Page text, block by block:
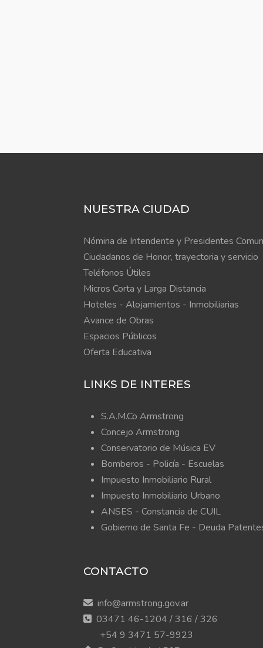
NUESTRA CIUDAD
Nómina de Intendente y Presidentes
Ciudadanos de Honor, trayectoria y servicio
Teléfonos Útiles
Micros Corta y Larga Distancia
Hoteles - Alojamientos - Inmobiliarias
Avance de Obras
Espacios Públicos
Oferta Educativa
LINKS DE INTERES
S.A.M.Co Armstrong
Concejo Armstrong
Conservatorio de Música EV
Bomberos - Policía - Escuelas
Impuesto Inmobiliario Rural
Impuesto Inmobiliario Urbano
ANSES - Constancia de CUIL
Gobierno de Santa Fe - Deuda
CONTACTO
info@armstrong.gov.ar
03471 46-1204 / 316 / 326
+54 9 3471 57-9923